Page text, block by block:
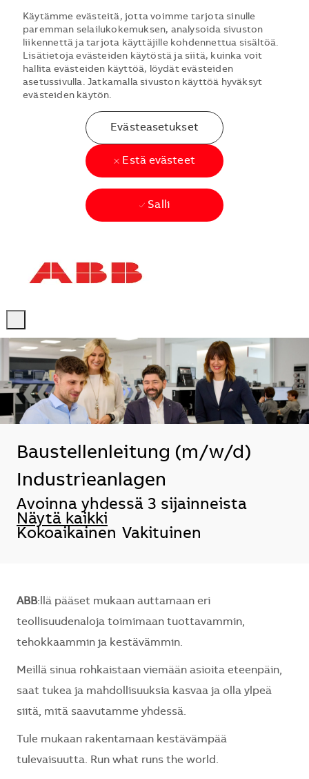
Käytämme evästeitä, jotta voimme tarjota sinulle
paremman selailukokemuksen, analysoida sivuston
liikennettä ja tarjota käyttäjille kohdennettua sisältöä.
Lisätietoja evästeiden käytöstä ja siitä, kuinka voit
hallita evästeiden käyttöä, löydät evästeiden
asetussivulla. Jatkamalla sivuston käyttöä hyväksyt
evästeiden käytön.
Evästeasetukset
Estä evästeet
Salli
Baustellenleitung (m/w/d)
Industrieanlagen
Avoinna yhdessä 3 sijainneista
Näytä kaikki
Kokoaikainen Vakituinen
ABB:llä pääset mukaan auttamaan eri
teollisuudenaloja toimimaan tuottavammin,
tehokkaammin ja kestävämmin.
Meillä sinua rohkaistaan viemään asioita eteenpäin,
saat tukea ja mahdollisuuksia kasvaa ja olla ylpeä
siitä, mitä saavutamme yhdessä.
Tule mukaan rakentamaan kestävämpää
tulevaisuutta. Run what runs the world.